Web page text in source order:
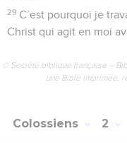
29 C’est pourquoi je
Christ qui agit en moi
© Société biblique française –
une Bible imprimée,
Colossiens 2